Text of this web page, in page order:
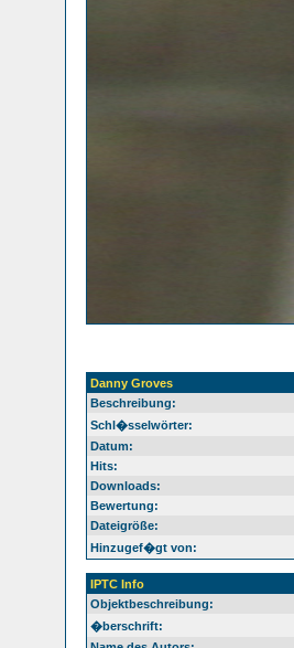
Danny Groves
Beschreibung:
Schl�sselwörter:
Datum:
Hits:
Downloads:
Bewertung:
Dateigröße:
Hinzugef�gt von:
IPTC Info
Objektbeschreibung:
�berschrift: